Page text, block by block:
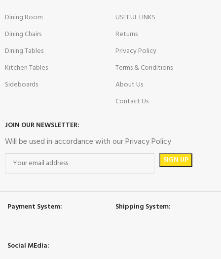
Dining Room
Dining Chairs
Dining Tables
Kitchen Tables
Sideboards
USEFUL LINKS
Returns
Privacy Policy
Terms & Conditions
About Us
Contact Us
JOIN OUR NEWSLETTER:
Will be used in accordance with our Privacy Policy
Payment System: Shipping System:
Social MEdia: